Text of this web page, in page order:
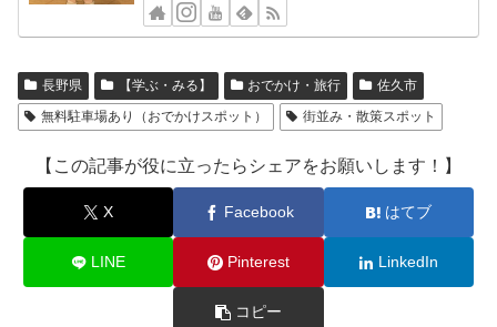
長野県 【学ぶ・みる】 おでかけ・旅行
佐久市
無料駐車場あり（おでかけスポット）
街並み・散策スポット
【この記事が役に立ったらシェアをお願いします！】
X Facebook はてブ
LINE Pinterest LinkedIn
コピー